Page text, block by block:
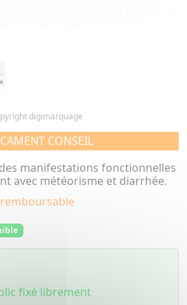
digimarquage
CONSEIL
manifestations fonctionnelles
avec météorisme et diarrhée.
fixé librement